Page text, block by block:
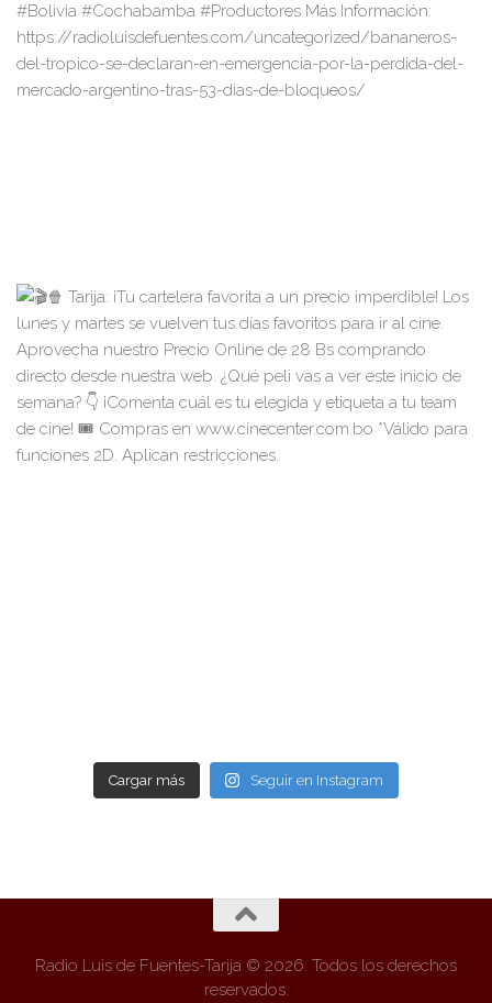
Cargar más Seguir en Instagram
Radio Luis de Fuentes-Tarija © 2026. Todos los derechos
reservados.